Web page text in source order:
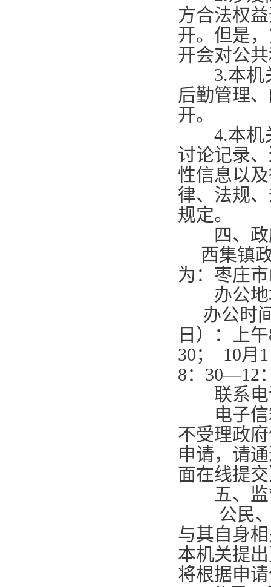
方合法权
开。但是
开会对公
3.本机
后勤管理
开。
4.本机
讨论记录
性信息以
律、法规
规定。
四、政
西集镇政
为：枣庄
办公地
办公时
日）：上午
30； 10月 1
8： 30—12
联系电
电子信
不受理政
申请，请
面在线提
五、监
公民、
与其自身
本机关提
将根据申